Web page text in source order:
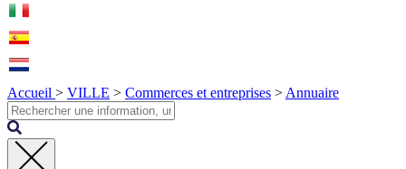
Accueil > VILLE > Commerces et entreprises > Annuaire